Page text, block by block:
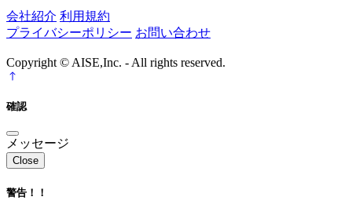
会社紹介 利用規約
プライバシーポリシー お問い合わせ
Copyright © AISE,Inc. - All rights reserved.
確認
メッセージ
Close
警告！！